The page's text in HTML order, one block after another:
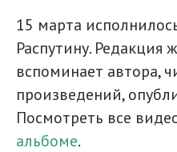
15 марта
Распутину. Редакция
вспоминает автора,
произведений,
Посмотреть все
альбоме.